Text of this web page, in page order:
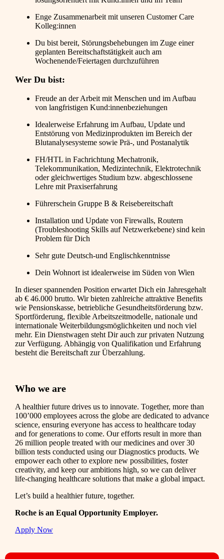
Enge Zusammenarbeit mit unseren Customer Care
Kolleg:innen
Du bist bereit, Störungsbehebungen im Zuge einer
geplanten Bereitschaftstätigkeit auch am
Wochenende/Feiertagen durchzuführen
Wer Du bist:
Freude an der Arbeit mit Menschen und im Aufbau
von langfristigen Kund:innenbeziehungen
Idealerweise Erfahrung im Aufbau, Update und
Entstörung von Medizinprodukten im Bereich der
Blutanalysesysteme sowie Prä-, und Postanalytik
FH/HTL in Fachrichtung Mechatronik,
Telekommunikation, Medizintechnik, Elektrotechnik
oder gleichwertiges Studium bzw. abgeschlossene
Lehre mit Praxiserfahrung
Führerschein Gruppe B & Reisebereitschaft
Installation und Update von Firewalls, Routern
(Troubleshooting Skills auf Netzwerkebene) sind kein
Problem für Dich
Sehr gute Deutsch-und Englischkenntnisse
Dein Wohnort ist idealerweise im Süden von Wien
In dieser spannenden Position erwartet Dich ein Jahresgehalt
ab € 46.000 brutto. Wir bieten zahlreiche attraktive Benefits
wie Pensionskasse, betriebliche Gesundheitsförderung bzw.
Sportförderung, flexible Arbeitszeitmodelle, nationale und
internationale Weiterbildungsmöglichkeiten und noch viel
mehr. Ein Dienstwagen steht Dir auch zur privaten Nutzung
zur Verfügung. Abhängig von Qualifikation und Erfahrung
besteht die Bereitschaft zur Überzahlung.
Who we are
A healthier future drives us to innovate. Together, more than
100’000 employees across the globe are dedicated to advance
science, ensuring everyone has access to healthcare today
and for generations to come. Our efforts result in more than
26 million people treated with our medicines and over 30
billion tests conducted using our Diagnostics products. We
empower each other to explore new possibilities, foster
creativity, and keep our ambitions high, so we can deliver
life-changing healthcare solutions that make a global impact.
Let’s build a healthier future, together.
Roche is an Equal Opportunity Employer.
Apply Now